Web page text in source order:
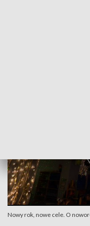
Nowy rok, nowe cele. O